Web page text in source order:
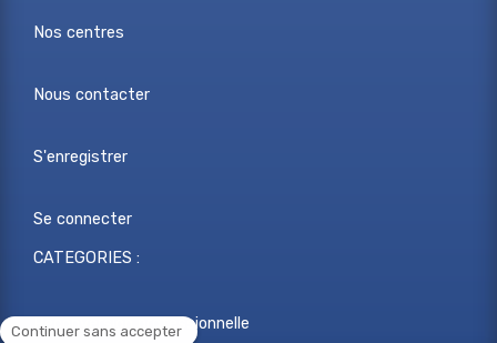
Nos centres
Nous contacter
S'enregistrer
Se connecter
CATEGORIES :
Reconversion professionnelle